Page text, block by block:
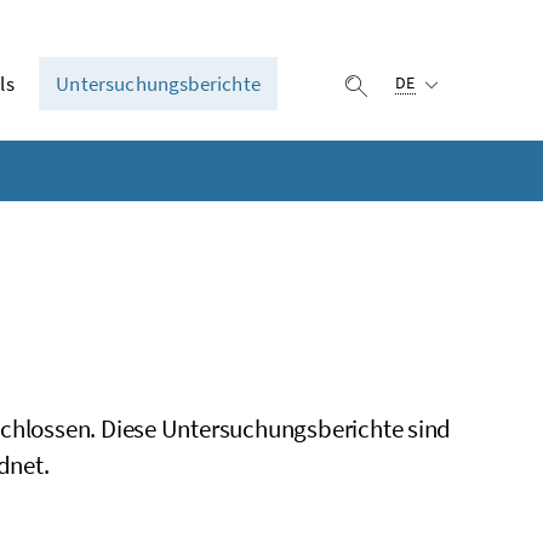
Untersuchungsberichte Suche einblenden
DE
Diese Untersuchungsberichte sind